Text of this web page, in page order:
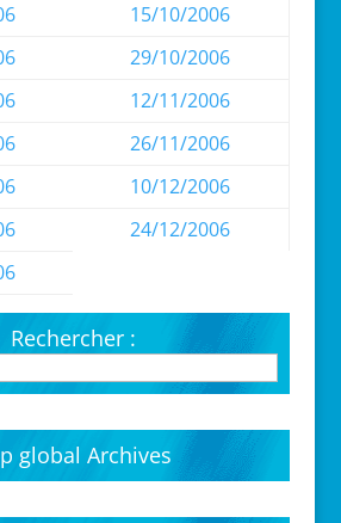
15/10/2006
29/10/2006
12/11/2006
26/11/2006
10/12/2006
24/12/2006
Rechercher :
global Archives